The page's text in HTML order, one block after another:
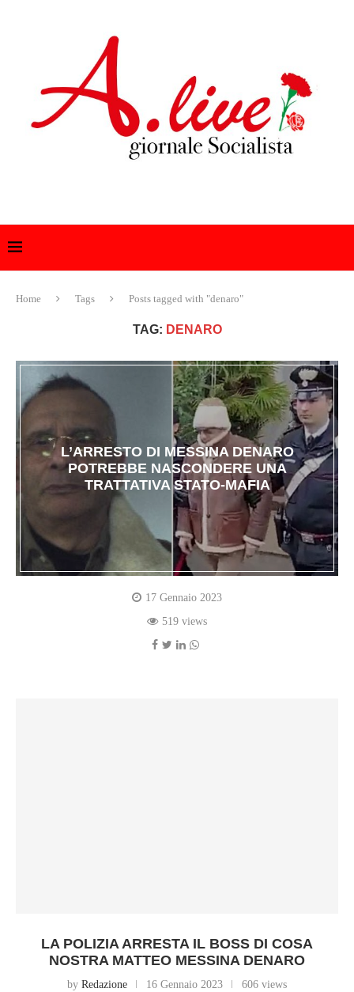
Home Tags Posts tagged with "denaro"
TAG: DENARO
L’ARRESTO DI MESSINA DENARO
POTREBBE NASCONDERE UNA
TRATTATIVA STATO-MAFIA
17 Gennaio 2023
519 views
LA POLIZIA ARRESTA IL BOSS DI COSA
NOSTRA MATTEO MESSINA DENARO
by Redazione 16 Gennaio 2023 606 views